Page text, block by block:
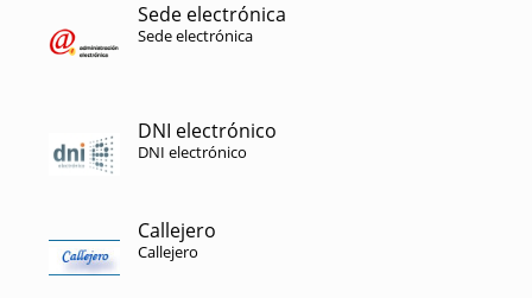
Sede electrónica
Sede electrónica
DNI electrónico
DNI electrónico
Callejero
Callejero